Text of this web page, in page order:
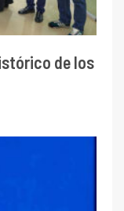
de los